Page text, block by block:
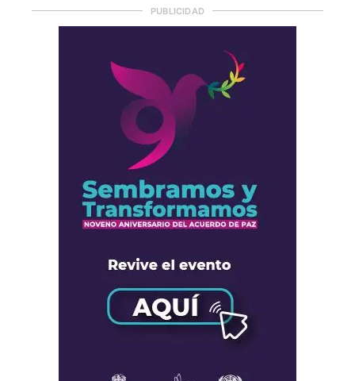
PUBLICIDAD